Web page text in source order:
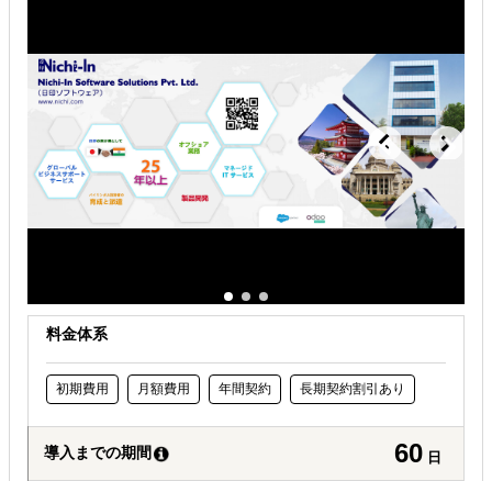
自社商材に最適な販売方法を知りたい
自社商材の現地でのニーズを知りたい
オンラインで販路開拓したい
料金体系
初期費用 月額費用 年間契約 長期契約割引あり
導入までの期間 60 日